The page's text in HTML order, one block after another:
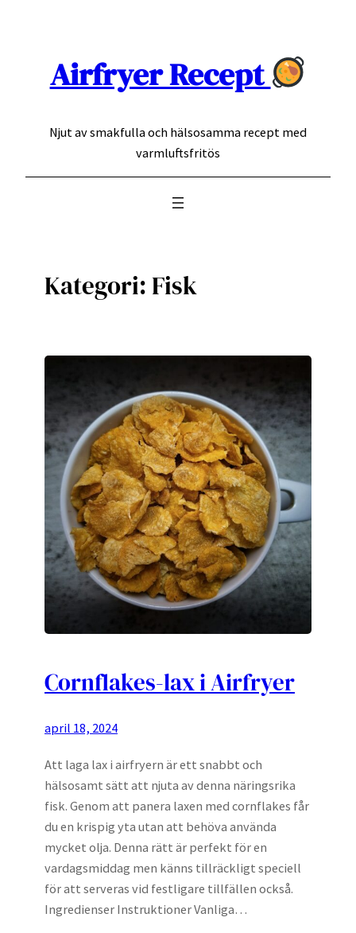
Airfryer Recept
Njut av smakfulla och hälsosamma recept med
varmluftsfritös
Kategori:Fisk
Cornflakes-lax i Airfryer
april 18, 2024
Att laga lax i airfryern är ett snabbt och
hälsosamt sätt att njuta av denna näringsrika
fisk. Genom att panera laxen med cornflakes får
du en krispig yta utan att behöva använda
mycket olja. Denna rätt är perfekt för en
vardagsmiddag men känns tillräckligt speciell
för att serveras vid festligare tillfällen också.
Ingredienser Instruktioner Vanliga…